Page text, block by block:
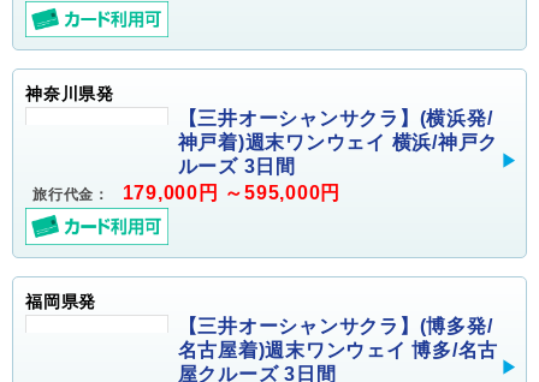
神奈川県発
【三井オーシャンサクラ】(横浜発/
神戸着)週末ワンウェイ 横浜/神戸ク
ルーズ 3日間
旅行代金： 179,000円 ～595,000円
福岡県発
【三井オーシャンサクラ】(博多発/
名古屋着)週末ワンウェイ 博多/名古
屋クルーズ 3日間